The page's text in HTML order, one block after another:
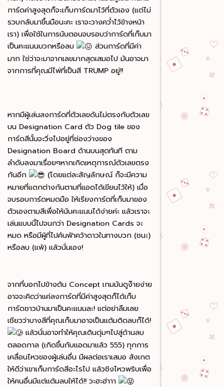
การ์ดค่าสูงสุดก็จะเก็บการ์ดมาไว้ที่ตัวเอง (แต่ไม่
รวบกลับมาขึ้นมือนะคะ เราจะวางคว่ำไว้ข้างหน้า
เรา) เพื่อใช้ในการนับตอนจบรอบว่าการ์ดที่เก็บมา
เป็นคะแนนบวกหรือลบ
ส่วนการ์ดที่มีค่า
มาก ใช่ว่าจะมาจากเลขมากสุดเสมอไป มันอาจมา
จากการที่คุณมีไพ่ที่เป็นสี TRUMP อยู่!!
หากมีผู้เล่นลงการ์ดที่ตัวเลขดันไม่ตรงกับตัวเลข
บน Designation Card ตัว Dog tile ของ
การ์ดสีนั้นจะวิ่งไปอยู่ที่ช่องว่างของ
Designation Board ด้านบนสุดทันที ตาม
ลำดับลงมาเรื่อยๆหากเกิดเหตุการณ์ตัวเลขตรง
กันอีก
(โดยแต่ละสัญลักษณ์ ก็จะมีความ
หมายที่แตกต่างกันตามที่แอดได้เขียนไว้ให้) เมื่อ
จบรอบการ์ดหมดมือ ให้เรียงการ์ดที่เก็บมาของ
ตัวเองตามสีเพื่อให้นับคะแนนได้ง่ายค่ะ แล้วเราจะ
เล่นแบบนี้ไปจนกว่า Designation Cards จะ
หมด หรือมีผู้ที่ไปค้นฟ้าคว้าดาวในทางบวก (ชนะ)
หรือลบ (แพ้) แล้วนั่นเอง!
จากที่บอกไปข้างต้น Concept เกมมันดูง๊ายง่าย
อาจจะคิดว่าแค่ลงการ์ดที่มีค่าสูงสุดก็ได้เก็บ
การ์ดชาวบ้านมาเป็นคะแนนละ! แต่อย่าลืมเลย
เชียวว่าบางสีที่คุณเก็บมาอาจเป็นแต้มติดลบก็ได้!
แล้วนั่นอาจทำให้คุณเดินดุ่มๆไปสู่ด้านลบ
ตลอดกาล (เกิดขึ้นกับแอดมาแล้ว 555) ทุกการ
เคลื่อนไหวของผู้เล่นอื่น มีผลต่อเราเสมอ สังเกต
ให้ดีว่าเขาเก็บการ์ดสีอะไรไป แล้วชิงไหวพริบเพื่อ
ให้คนอื่นมีแต่แต้มลบให้ได้!! วะฮะฮ่าาา